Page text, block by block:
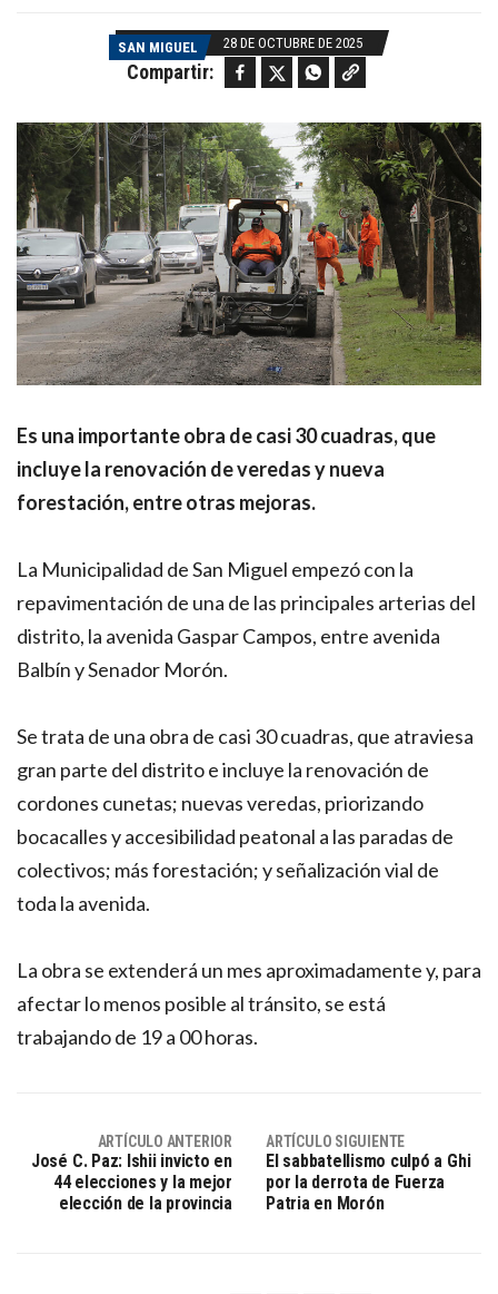
SAN MIGUEL 28 DE OCTUBRE DE 2025
Compartir: Facebook Twitter WhatsApp Copy link
Es una importante obra de casi 30 cuadras, que
incluye la renovación de veredas y nueva
forestación, entre otras mejoras.
La Municipalidad de San Miguel empezó con la
repavimentación de una de las principales arterias del
distrito, la avenida Gaspar Campos, entre avenida
Balbín y Senador Morón.
Se trata de una obra de casi 30 cuadras, que atraviesa
gran parte del distrito e incluye la renovación de
cordones cunetas; nuevas veredas, priorizando
bocacalles y accesibilidad peatonal a las paradas de
colectivos; más forestación; y señalización vial de
toda la avenida.
La obra se extenderá un mes aproximadamente y, para
afectar lo menos posible al tránsito, se está
trabajando de 19 a 00 horas.
ARTÍCULO ANTERIOR
José C. Paz: Ishii invicto en
44 elecciones y la mejor
elección de la provincia
ARTÍCULO SIGUIENTE
El sabbatellismo culpó a Ghi
por la derrota de Fuerza
Patria en Morón